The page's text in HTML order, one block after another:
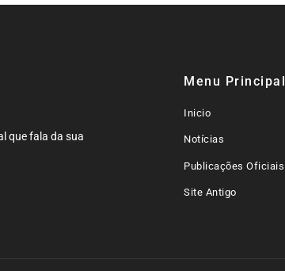
que fala da sua
Menu Principal
Inicio
Notícias
Publicações Oficiais
Site Antigo